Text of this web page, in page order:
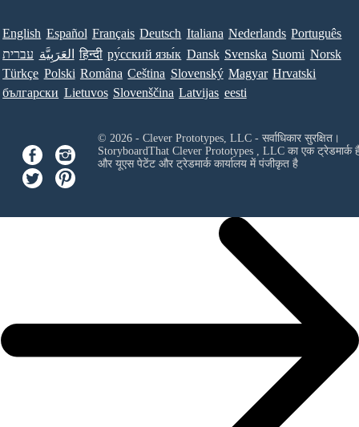
English Español Français Deutsch Italiana Nederlands Português
עברית العَرَبِيَّة हिन्दी ру́сский язы́к Dansk Svenska Suomi Norsk
Türkçe Polski Româna Ceština Slovenský Magyar Hrvatski
български Lietuvos Slovenščina Latvijas eesti
© 2026 - Clever Prototypes, LLC - सर्वाधिकार सुरक्षित।
StoryboardThat Clever Prototypes , LLCका एक ट्रेडमार्क
और यूएस पेटेंट और ट्रेडमार्क कार्यालय में पंजीकृत है